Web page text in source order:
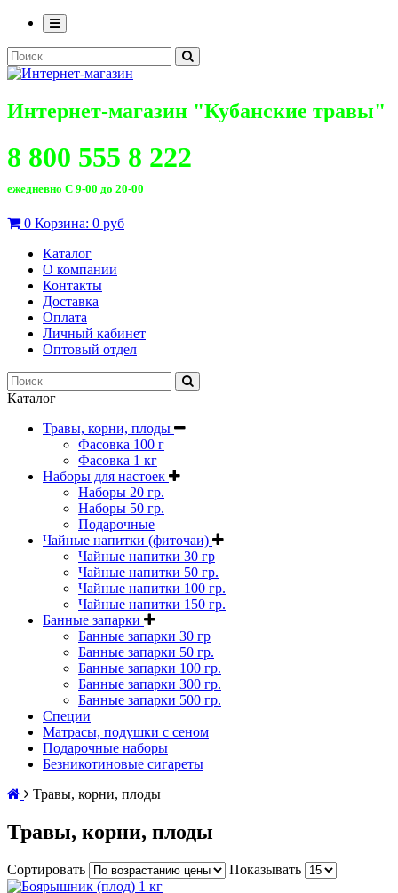
Интернет-магазин "Кубанские травы"
8 800 555 8 222
ежедневно С 9-00 до 20-00
0 Корзина: 0 руб
Каталог
О компании
Контакты
Доставка
Оплата
Личный кабинет
Оптовый отдел
Каталог
Травы, корни, плоды
Фасовка 100 г
Фасовка 1 кг
Наборы для настоек
Наборы 20 гр.
Наборы 50 гр.
Подарочные
Чайные напитки (фиточаи)
Чайные напитки 30 гр
Чайные напитки 50 гр.
Чайные напитки 100 гр.
Чайные напитки 150 гр.
Банные запарки
Банные запарки 30 гр
Банные запарки 50 гр.
Банные запарки 100 гр.
Банные запарки 300 гр.
Банные запарки 500 гр.
Специи
Матрасы, подушки с сеном
Подарочные наборы
Безникотиновые сигареты
Травы, корни, плоды
Травы, корни, плоды
Сортировать Показывать